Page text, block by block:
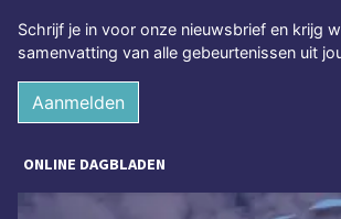
Schrijf je in voor onze nieuwsbrief en krijg
samenvatting van alle gebeurtenissen uit
Aanmelden
ONLINE DAGBLADEN